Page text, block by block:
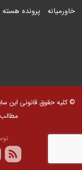
خاورمیانه پرونده
© کلیه حقوق قانونی این
مطالب